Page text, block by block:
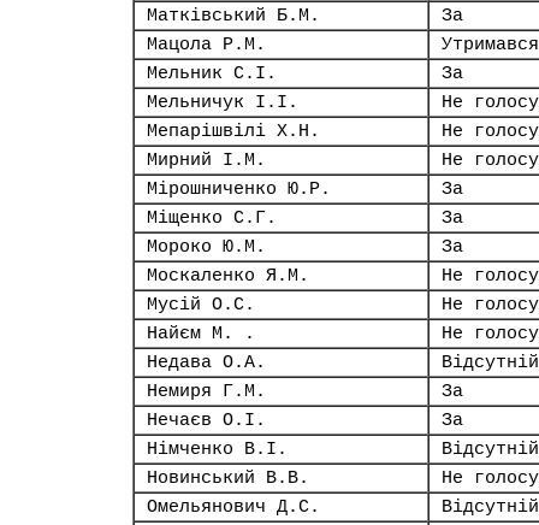
Матківський Б.М.
За
Мацола Р.М.
Утримався
Мельник С.І.
За
Мельничук І.І.
Не
Мепарішвілі Х.Н.
Не
Мирний І.М.
Не
Мірошниченко Ю.Р.
За
Міщенко С.Г.
За
Мороко Ю.М.
За
Москаленко Я.М.
Не
Мусій О.С.
Не
Найєм М. .
Не
Недава О.А.
Відсутній
Немиря Г.М.
За
Нечаєв О.І.
За
Німченко В.І.
Відсутній
Новинський В.В.
Не
Омельянович Д.С.
Відсутній